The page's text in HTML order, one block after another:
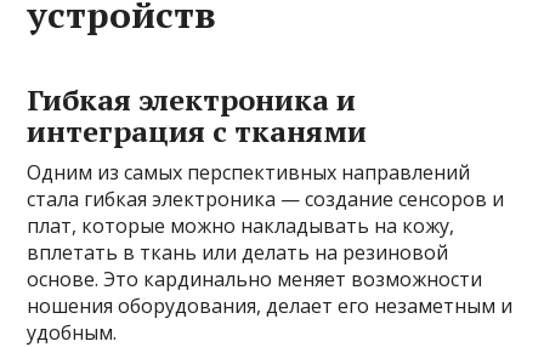
устройств
Гибкая электроника и
интеграция с тканями
Одним из самых перспективных направлений
стала гибкая электроника — создание сенсоров и
плат, которые можно накладывать на кожу,
вплетать в ткань или делать на резиновой
основе. Это кардинально меняет возможности
ношения оборудования, делает его незаметным и
удобным.